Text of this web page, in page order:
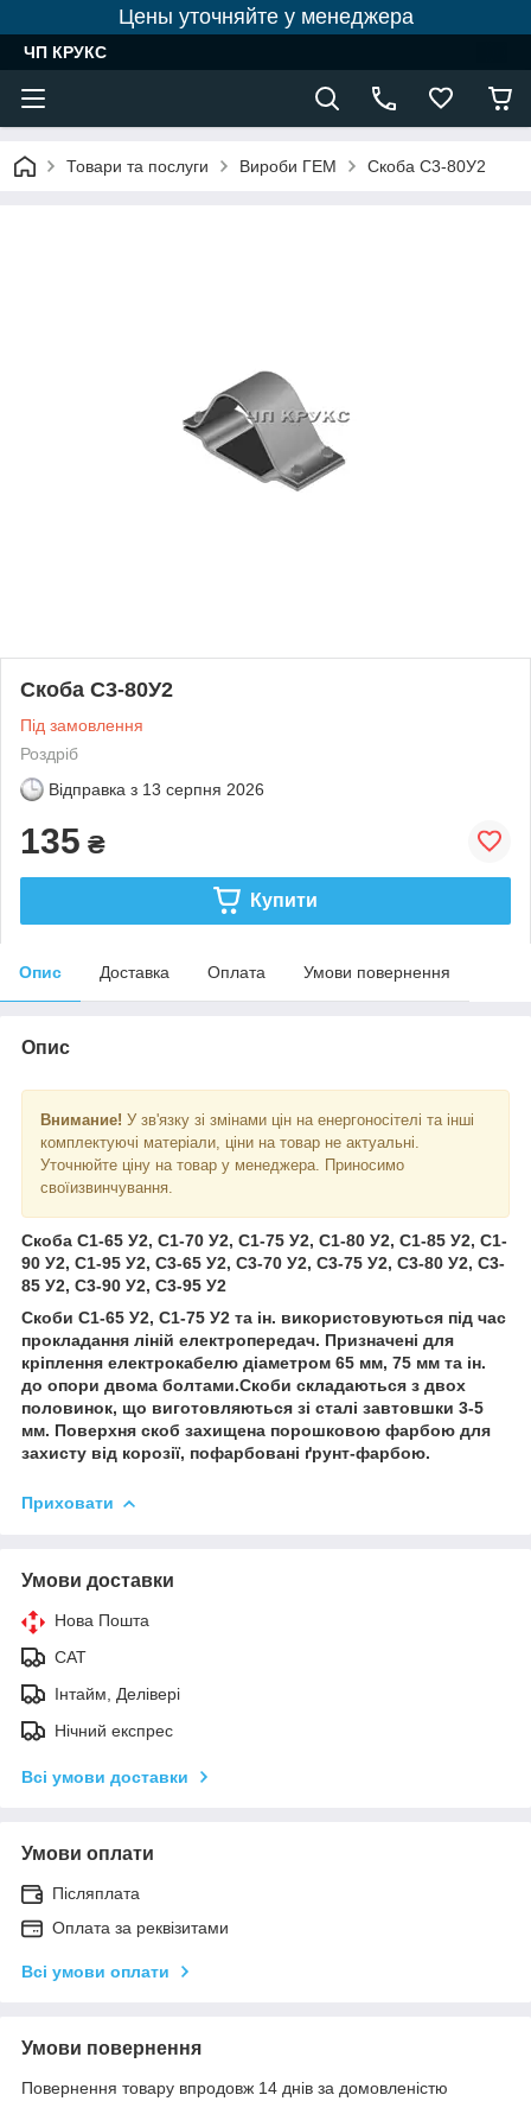
Цены уточняйте у менеджера
ЧП КРУКС
Товари та послуги Вироби ГЕМ Скоба С3-80У2
Скоба С3-80У2
Під замовлення
Роздріб
Відправка з 13 серпня 2026
135 ₴
Купити
Опис Доставка Оплата Умови повернення
Опис
Внимание! У зв'язку зі змінами цін на енергоносітелі та інші
комплектуючі матеріали, ціни на товар не актуальні.
Уточнюйте ціну на товар у менеджера. Приносимо
своїизвинчування.
Скоба С1-65 У2, С1-70 У2, С1-75 У2, С1-80 У2, С1-85 У2, С1-
90 У2, С1-95 У2, С3-65 У2, С3-70 У2, С3-75 У2, С3-80 У2, С3-
85 У2, С3-90 У2, С3-95 У2
Скоби С1-65 У2, С1-75 У2 та ін. використовуються під час
прокладання ліній електропередач. Призначені для
кріплення електрокабелю діаметром 65 мм, 75 мм та ін.
до опори двома болтами.Скоби складаються з двох
половинок, що виготовляються зі сталі завтовшки 3-5
мм. Поверхня скоб захищена порошковою фарбою для
захисту від корозії, пофарбовані ґрунт-фарбою.
Приховати
Умови доставки
Нова Пошта
САТ
Інтайм, Делівері
Нічний експрес
Всі умови доставки
Умови оплати
Післяплата
Оплата за реквізитами
Всі умови оплати
Умови повернення
Повернення товару впродовж 14 днів за домовленістю